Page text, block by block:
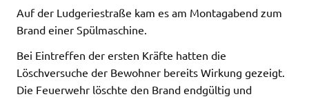
Auf der Ludgeriestraße kam es am Montagabend zum
Brand einer Spülmaschine.
Bei Eintreffen der ersten Kräfte hatten die
Löschversuche der Bewohner bereits Wirkung gezeigt.
Die Feuerwehr löschte den Brand endgültig und